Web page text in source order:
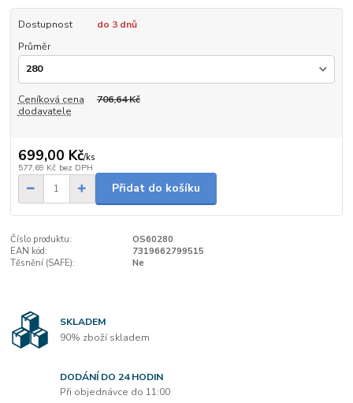
Dostupnost
do 3 dnů
Průměr
Ceníková cena
dodavatele
706,64 Kč
699,00 Kč/ks
577,69 Kč bez DPH
Přidat do košíku
Číslo produktu:
OS60280
EAN kód:
7319662799515
Těsnění (SAFE):
Ne
SKLADEM
90% zboží skladem
DODÁNÍ DO 24 HODIN
Při objednávce do 11:00